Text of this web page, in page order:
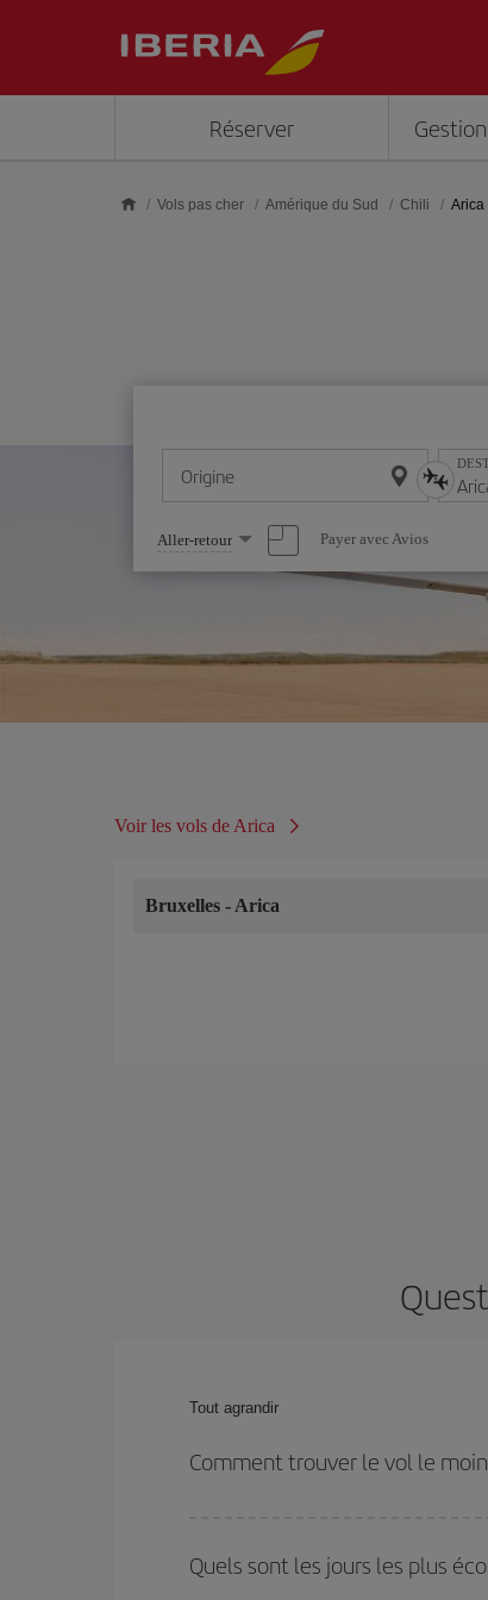
Réserver
Vols pas cher Amérique du Sud Chili Arica
Origine
Sélectionnez
une
option
Aller-retour Payer avec Avios
Voir les vols de Arica
Bruxelles - Arica
Tout agrandir
Comment trouver le vol le
votre aller-retour. Si vous n'avez pas
plus économique.
Quels sont les jours les plus